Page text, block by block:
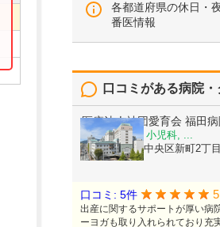
各都道府県の休日・
番医情報
口コミがある病院
医療法人社団愛育会 福田病
産科, 婦人科, 小児科, ...
熊本県熊本市中央区新町2丁
口コミ: 5件 5
出産に関するサポートが厚い病
ーヨガも取り入れられており充